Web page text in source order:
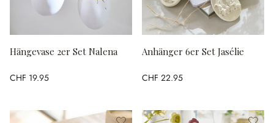
Hängevase 2er Set Nalena
CHF 19.95
Anhänger 6er Set Jasélie
CHF 22.95